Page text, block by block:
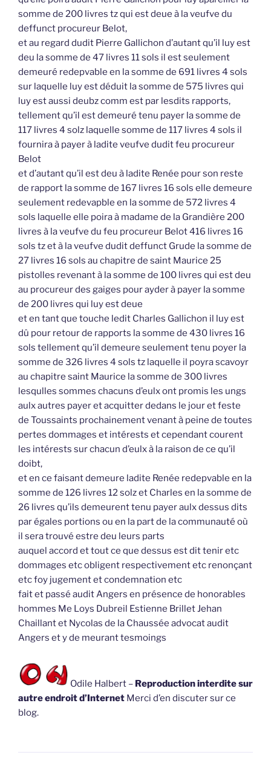
somme de 200 livres tz qui est deue à la veufve du
deffunct procureur Belot,
et au regard dudit Pierre Gallichon d’autant qu’il luy est
deu la somme de 47 livres 11 sols il est seulement
demeuré redepvable en la somme de 691 livres 4 sols
sur laquelle luy est déduit la somme de 575 livres qui
luy est aussi deubz comm est par lesdits rapports,
tellement qu’il est demeuré tenu payer la somme de
117 livres 4 solz laquelle somme de 117 livres 4 sols il
fournira à payer à ladite veufve dudit feu procureur
Belot
et d’autant qu’il est deu à ladite Renée pour son reste
de rapport la somme de 167 livres 16 sols elle demeure
seulement redevapble en la somme de 572 livres 4
sols laquelle elle poira à madame de la Grandière 200
livres à la veufve du feu procureur Belot 416 livres 16
sols tz et à la veufve dudit deffunct Grude la somme de
27 livres 16 sols au chapitre de saint Maurice 25
pistolles revenant à la somme de 100 livres qui est deu
au procureur des gaiges pour ayder à payer la somme
de 200 livres qui luy est deue
et en tant que touche ledit Charles Gallichon il luy est
dû pour retour de rapports la somme de 430 livres 16
sols tellement qu’il demeure seulement tenu poyer la
somme de 326 livres 4 sols tz laquelle il poyra scavoyr
au chapitre saint Maurice la somme de 300 livres
lesqulles sommes chacuns d’eulx ont promis les ungs
aulx autres payer et acquitter dedans le jour et feste
de Toussaints prochainement venant à peine de toutes
pertes dommages et intérests et cependant courent
les intérests sur chacun d’eulx à la raison de ce qu’il
doibt,
et en ce faisant demeure ladite Renée redepvable en la
somme de 126 livres 12 solz et Charles en la somme de
26 livres qu’ils demeurent tenu payer aulx dessus dits
par égales portions ou en la part de la communauté où
il sera trouvé estre deu leurs parts
auquel accord et tout ce que dessus est dit tenir etc
dommages etc obligent respectivement etc renonçant
etc foy jugement et condemnation etc
fait et passé audit Angers en présence de honorables
hommes Me Loys Dubreil Estienne Brillet Jehan
Chaillant et Nycolas de la Chaussée advocat audit
Angers et y de meurant tesmoings
Odile Halbert – Reproduction interdite sur
autre endroit d’Internet Merci d’en discuter sur ce
blog.